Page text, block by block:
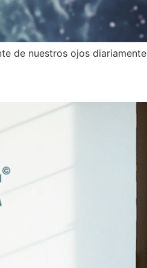
de nuestros ojos diariamente